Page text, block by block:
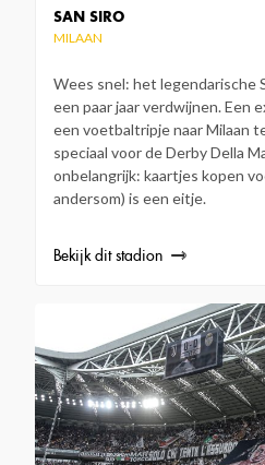
SAN SIRO
MILAAN
Wees snel: het legendarische
een paar jaar verdwijnen. Een
een voetbaltripje naar Milaan
speciaal voor de Derby Della
onbelangrijk: kaartjes kopen
andersom) is een eitje.
Bekijk dit stadion